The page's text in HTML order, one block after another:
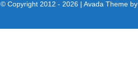
© Copyright 2012 - 2026 | Avada Theme by